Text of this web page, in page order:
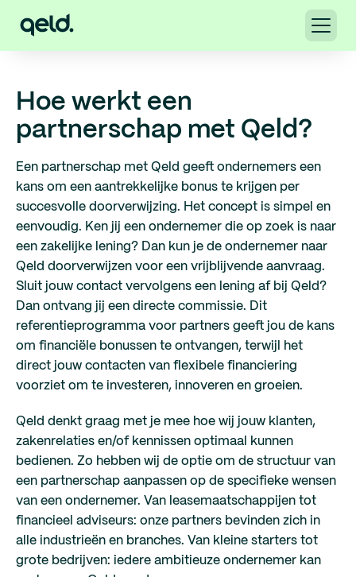
Hoe werkt een
partnerschap met Qeld?
Een partnerschap met Qeld geeft ondernemers een
kans om een aantrekkelijke bonus te krijgen per
succesvolle doorverwijzing. Het concept is simpel en
eenvoudig. Ken jij een ondernemer die op zoek is naar
een zakelijke lening? Dan kun je de ondernemer naar
Qeld doorverwijzen voor een vrijblijvende aanvraag.
Sluit jouw contact vervolgens een lening af bij Qeld?
Dan ontvang jij een directe commissie. Dit
referentieprogramma voor partners geeft jou de kans
om financiële bonussen te ontvangen, terwijl het
direct jouw contacten van flexibele financiering
voorziet om te investeren, innoveren en groeien.
Qeld denkt graag met je mee hoe wij jouw klanten,
zakenrelaties en/of kennissen optimaal kunnen
bedienen. Zo hebben wij de optie om de structuur van
een partnerschap aanpassen op de specifieke wensen
van een ondernemer. Van leasemaatschappijen tot
financieel adviseurs: onze partners bevinden zich in
alle industrieën en branches. Van kleine starters tot
grote bedrijven: iedere ambitieuze ondernemer kan